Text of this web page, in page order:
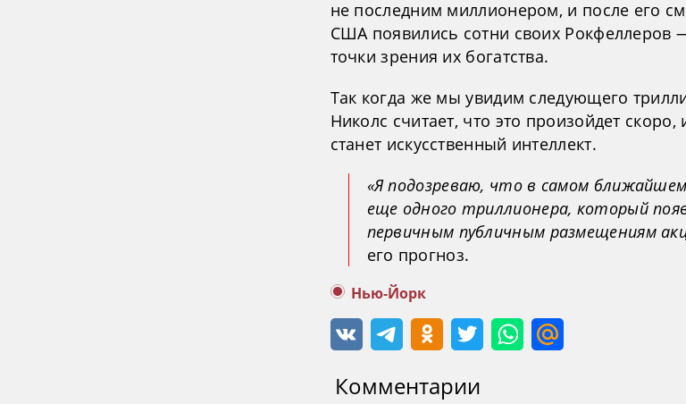
не последним миллионером, и после его
США появились сотни своих Рокфеллеров
точки зрения их богатства.
Так когда же мы увидим следующего
Николс считает, что это произойдет
станет искусственный интеллект.
«Я подозреваю, что в самом
еще одного триллионера, который
первичным публичным размещениям
его прогноз.
Нью-Йорк
Комментарии